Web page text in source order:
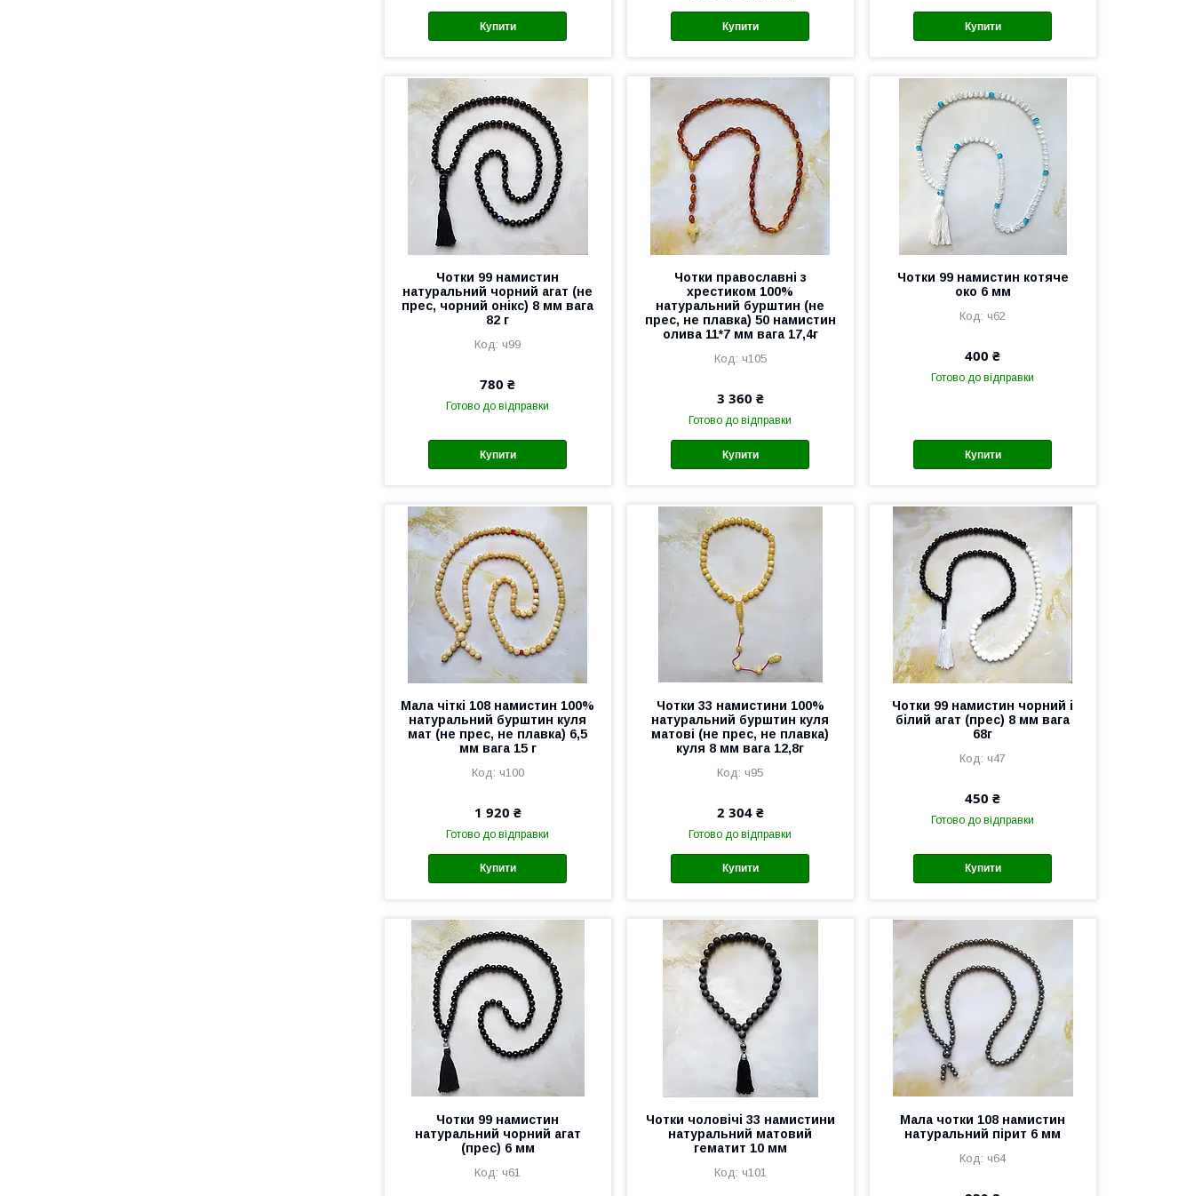
Купити Купити Купити
Чотки 99 намистин
натуральний чорний агат (не
прес, чорний онікс) 8 мм вага
82 г
ч99
780 ₴
Готово до відправки
Купити
Чотки православні з
хрестиком 100%
натуральний бурштин (не
прес, не плавка) 50 намистин
олива 11*7 мм вага 17,4г
ч105
3 360 ₴
Готово до відправки
Купити
Чотки 99 намистин котяче
око 6 мм
ч62
400 ₴
Готово до відправки
Купити
Мала чіткі 108 намистин 100%
натуральний бурштин куля
мат (не прес, не плавка) 6,5
мм вага 15 г
ч100
1 920 ₴
Готово до відправки
Купити
Чотки 33 намистини 100%
натуральний бурштин куля
матові (не прес, не плавка)
куля 8 мм вага 12,8г
ч95
2 304 ₴
Готово до відправки
Купити
Чотки 99 намистин чорний і
білий агат (прес) 8 мм вага
68г
ч47
450 ₴
Готово до відправки
Купити
Чотки 99 намистин
натуральний чорний агат
(прес) 6 мм
ч61
Чотки чоловічі 33 намистини
натуральний матовий
гематит 10 мм
ч101
Мала чотки 108 намистин
натуральний пірит 6 мм
ч64